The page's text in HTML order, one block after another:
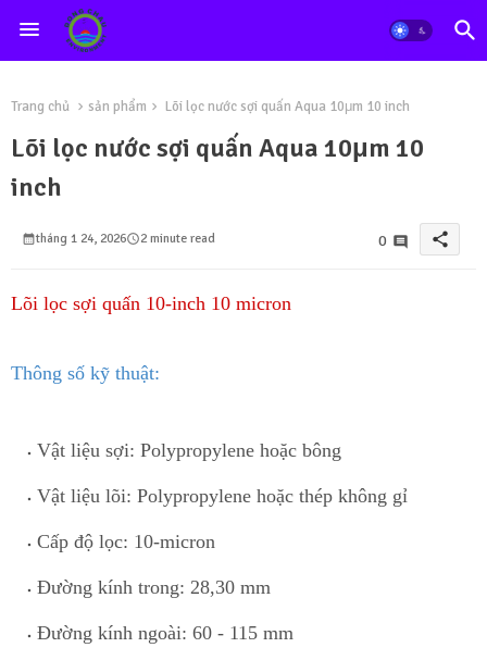
Trang chủ sản phẩm Lõi lọc nước sợi quấn Aqua 10μm 10 inch
Lõi lọc nước sợi quấn Aqua 10μm 10
inch
tháng 1 24, 2026 2 minute read 0 share
Lõi lọc sợi quấn 10-inch 10 micron
Thông số kỹ thuật:
Vật liệu sợi: Polypropylene hoặc bông
Vật liệu lõi: Polypropylene hoặc thép không gỉ
Cấp độ lọc: 10-micron
Đường kính trong: 28,30 mm
Đường kính ngoài: 60 - 115 mm